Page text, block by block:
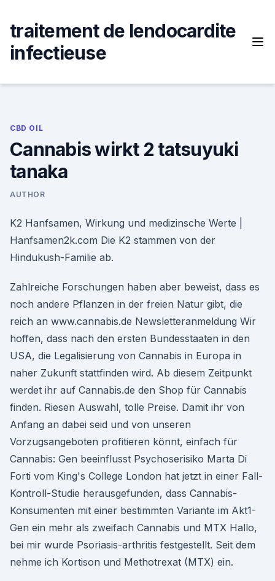
content
traitement de lendocardite
infectieuse
CBD OIL
Cannabis wirkt 2 tatsuyuki
tanaka
AUTHOR
K2 Hanfsamen, Wirkung und medizinsche Werte |
Hanfsamen2k.com Die K2 stammen von der
Hindukush-Familie ab.
Zahlreiche Forschungen haben aber beweist, dass es
noch andere Pflanzen in der freien Natur gibt, die
reich an www.cannabis.de Newsletteranmeldung Wir
hoffen, dass nach den ersten Bundesstaaten in den
USA, die Legalisierung von Cannabis in Europa in
naher Zukunft stattfinden wird. Ab diesem Zeitpunkt
werdet ihr auf Cannabis.de den Shop für Cannabis
finden. Riesen Auswahl, tolle Preise. Damit ihr von
Anfang an dabei seid und von unseren
Vorzugsangeboten profitieren könnt, einfach für
Cannabis: Gen beeinflusst Psychoserisiko Marta Di
Forti vom King's College London hat jetzt in einer Fall-
Kontroll-Studie heraus­gefunden, dass Cannabis-
Konsumenten mit einer bestimmten Variante im Akt1-
Gen ein mehr als zweifach Cannabis und MTX Hallo,
bei mir wurde Psoriasis-arthritis festgestellt. Seit dem
nehme ich Kortison und Methotrexat (MTX) ein.